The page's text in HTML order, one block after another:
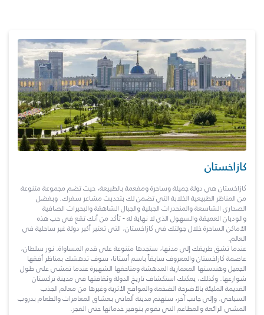
كازاخستان
كازاخستان هي دولة جميلة وساحرة ومفعمة بالطبيعة، حيث تضم مجموعة متنوعة
من المناظر الطبيعية الخلابة التي تضمن لك بتحديث مشاعر سفرك. وبفضل
الصحاري الشاسعة والمنحدرات الجبلية والجبال الشاهقة والبحيرات الصافية
والوديان العميقة والسهول الذي لا نهاية له - تأكد من أنك تقع في حب هذه
الأماكن الساحرة خلال جولتك في كازاخستان، التي تعتبر أكبر دولة غير ساحلية في
العالم.
عندما تشق طريقك إلى مدنها، ستجدها متنوعة على قدم المساواة. نور سلطان،
عاصمة كازاخستان والمعروف سابقاً باسم أستانا، سوف تدهشك بمناظر أفقها
الجميل وهندستها المعمارية المدهشة ومتاحفها الشهيرة عندما تمشي على طول
شوارعها. وكذلك، يمكنك استكشاف تاريخ الدولة وثقافتها في مدينة تركستان
القديمة المليئة بالأضرحة الضخمة والمواقع الأثرية وغيرها من معالم الجذب
السياحي. وإلى جانب آخر، ستهتم مدينة ألماتي بعشاق المغامرات والطعام بدروب
المشي الرائعة والمطاعم التي تقوم بتوفير خدماتها حتى الفجر.